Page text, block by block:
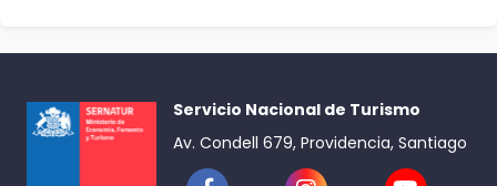
Servicio Nacional de Turismo
Av. Condell 679, Providencia, Santiago